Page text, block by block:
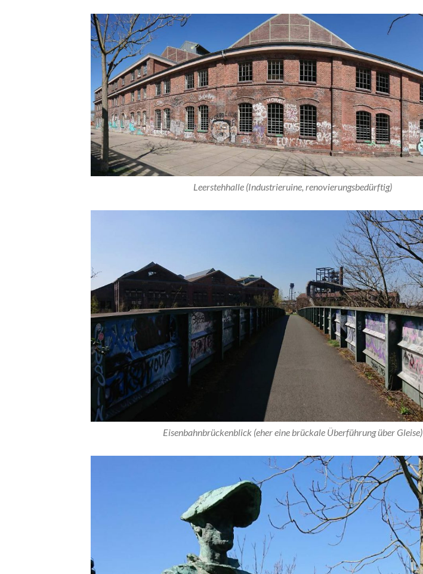
Leerstehhalle (Industrieruine, renovierungsbedürftig)
Eisenbahnbrückenblick (eher eine brückale Überführung über Gleise)